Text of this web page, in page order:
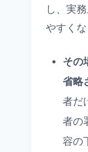
し、実
やすくな
その
省略
者だ
者の
容の